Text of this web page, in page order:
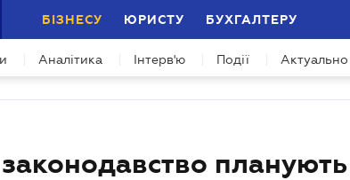
БІЗНЕСУ ЮРИСТУ БУХГАЛТЕРУ
Аналітика Інтерв'ю Події Актуально